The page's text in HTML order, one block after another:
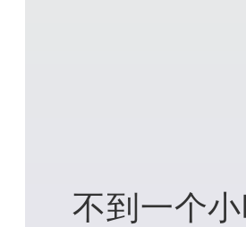
不到一个